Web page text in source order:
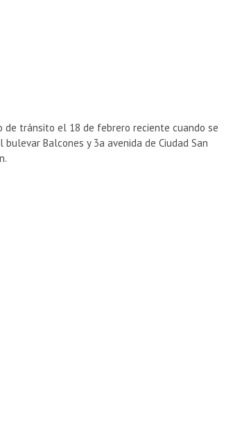
tránsito el 18 de febrero reciente cuando se
Balcones y 3a avenida de Ciudad San